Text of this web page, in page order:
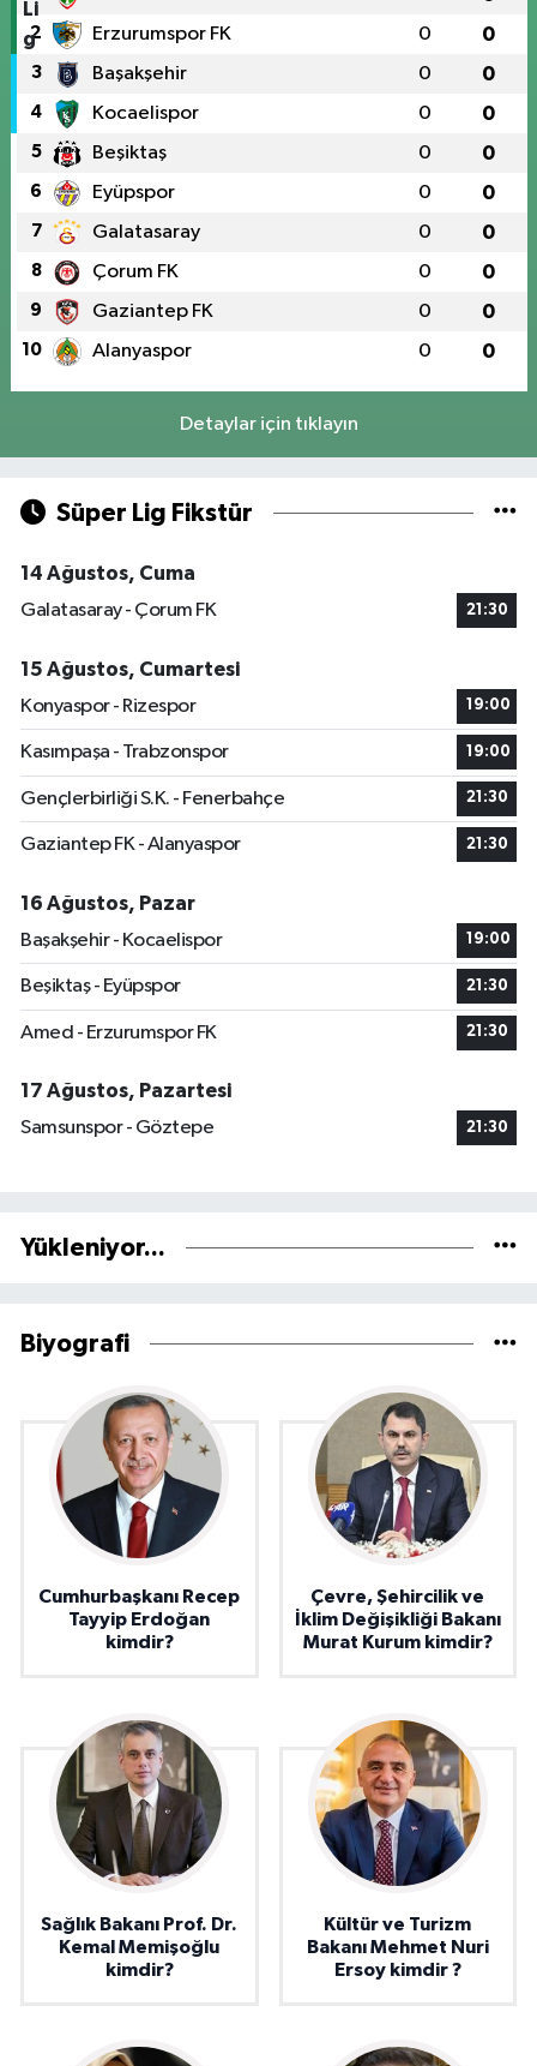
2 Erzurumspor FK 0 0
3 Başakşehir 0 0
4 Kocaelispor 0 0
5 Beşiktaş 0 0
6 Eyüpspor 0 0
7 Galatasaray 0 0
8 Çorum FK 0 0
9 Gaziantep FK 0 0
10 Alanyaspor 0 0
Detaylar için tıklayın
Süper Lig Fikstür
14 Ağustos, Cuma
Galatasaray - Çorum FK
21:30
15 Ağustos, Cumartesi
Konyaspor - Rizespor
19:00
Kasımpaşa - Trabzonspor 19:00
Gençlerbirliği S.K. - Fenerbahçe 21:30
Gaziantep FK - Alanyaspor 21:30
16 Ağustos, Pazar
Başakşehir - Kocaelispor
19:00
Beşiktaş - Eyüpspor 21:30
Amed - Erzurumspor FK 21:30
17 Ağustos, Pazartesi
Samsunspor - Göztepe
21:30
Yükleniyor...
Biyografi
Cumhurbaşkanı Recep
Tayyip Erdoğan
kimdir?
Çevre, Şehircilik ve
İklim Değişikliği Bakanı
Murat Kurum kimdir?
Sağlık Bakanı Prof. Dr.
Kemal Memişoğlu
kimdir?
Kültür ve Turizm
Bakanı Mehmet Nuri
Ersoy kimdir ?